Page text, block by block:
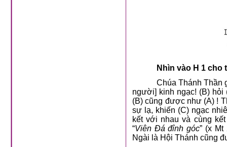
Nhìn vào H 1 cho
Chúa Thánh Thần
người] kinh ngạc! (B) hỏi
(B) cũng được như (A) !
sự lạ, khiến (C) ngạc
kết với nhau và cùng
“Viên Đá đỉnh góc” (x
Ngài là Hội Thánh cũng